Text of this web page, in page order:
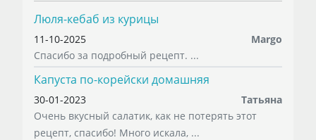
Люля-кебаб из курицы
11-10-2025
Margo
Спасибо за подробный рецепт. ...
Капуста по-корейски домашняя
30-01-2023
Татьяна
Очень вкусный салатик, как не потерять этот
рецепт, спасибо! Много искала, ...